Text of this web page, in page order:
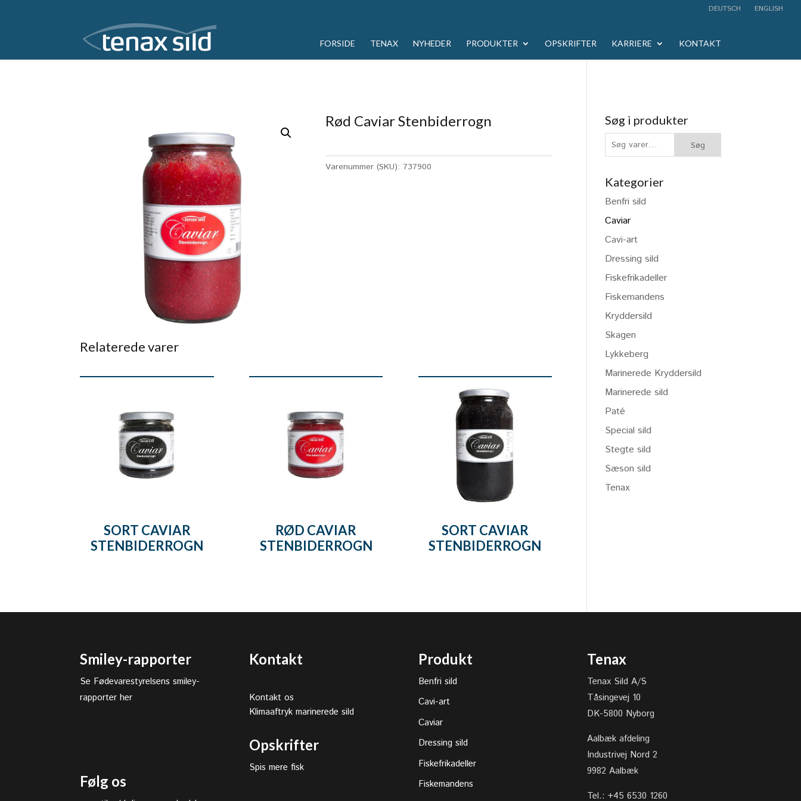
DEUTSCH ENGLISH
FORSIDE TENAX NYHEDER PRODUKTER OPSKRIFTER KARRIERE KONTAKT
Rød Caviar Stenbiderrogn
Varenummer (SKU): 737900
Relaterede varer
SORT CAVIAR
STENBIDERROGN
RØD CAVIAR
STENBIDERROGN
SORT CAVIAR
STENBIDERROGN
Søg i produkter
efter:
Søg
Kategorier
Benfri sild
Caviar
Cavi-art
Dressing sild
Fiskefrikadeller
Fiskemandens
Kryddersild
Skagen
Lykkeberg
Marinerede Kryddersild
Marinerede sild
Paté
Special sild
Stegte sild
Sæson sild
Tenax
Smiley-rapporter
Se Fødevarestyrelsens smiley-
rapporter her
Følg os
Kontakt
Kontakt os
Klimaaftryk marinerede sild
Opskrifter
Spis mere fisk
Produkt
Benfri sild
Cavi-art
Caviar
Dressing sild
Fiskefrikadeller
Fiskemandens
Tenax
Tenax Sild A/S
Tåsingevej 10
DK-5800 Nyborg
Aalbæk afdeling
Industrivej Nord 2
9982 Aalbæk
Tel.: +45 6530 1260